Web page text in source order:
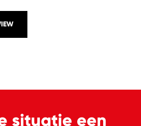
situatie een